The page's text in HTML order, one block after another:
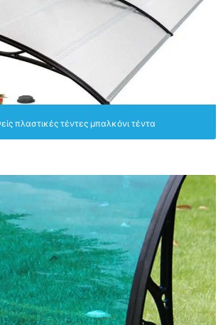
πλαστικές τέντες μπαλκόνι τέντα